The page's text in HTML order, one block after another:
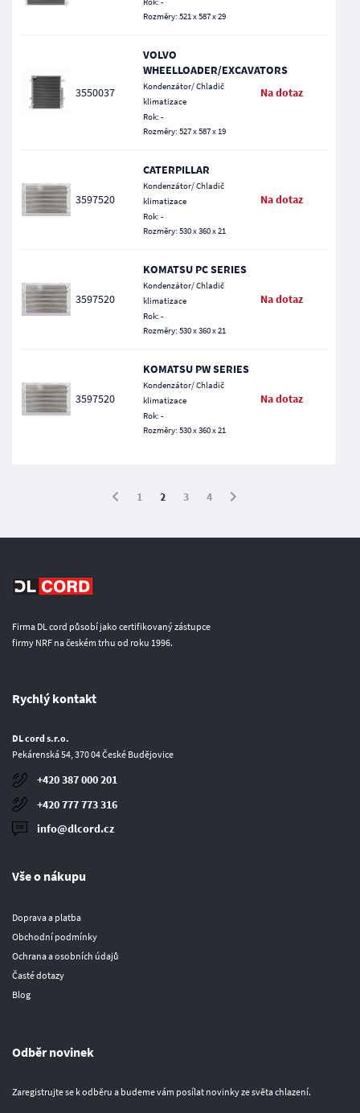
Rozměry: 521 x 587 x 29
3550037
VOLVO
WHEELLOADER/EXCAVATORS
Kondenzátor/ Chladič
klimatizace
Rok: -
Rozměry: 527 x 587 x 19
Na dotaz
3597520
CATERPILLAR
Kondenzátor/ Chladič
klimatizace
Rok: -
Rozměry: 530 x 360 x 21
Na dotaz
3597520
KOMATSU PC SERIES
Kondenzátor/ Chladič
klimatizace
Rok: -
Rozměry: 530 x 360 x 21
Na dotaz
3597520
KOMATSU PW SERIES
Kondenzátor/ Chladič
klimatizace
Rok: -
Rozměry: 530 x 360 x 21
Na dotaz
1 2 3 4
Firma DL cord působí jako certifikovaný zástupce
firmy NRF na českém trhu od roku 1996.
Rychlý kontakt
DL cord s.r.o.
Pekárenská 54, 370 04 České Budějovice
+420 387 000 201
+420 777 773 316
info@dlcord.cz
Vše o nákupu
Doprava a platba
Obchodní podmínky
Ochrana a osobních údajů
Časté dotazy
Blog
Odběr novinek
Zaregistrujte se k odběru a budeme vám posílat novinky ze světa chlazení.